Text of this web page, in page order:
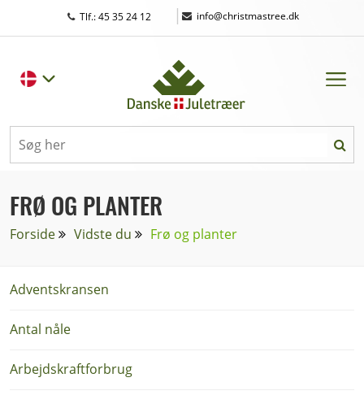
Tlf.: 45 35 24 12 | info@christmastree.dk
FRØ OG PLANTER
Forside Vidste du Frø og planter
Adventskransen
Antal nåle
Arbejdskraftforbrug